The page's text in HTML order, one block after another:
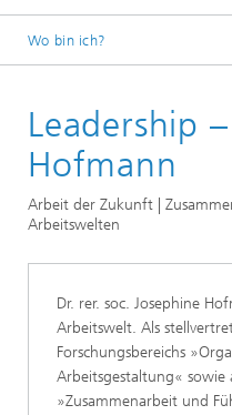
Wo bin ich?
Presseservice
Leadership
Hofmann
Arbeit der Zukunft |
Arbeitswelten
Dr. rer. soc. Josephine
Arbeitswelt. Als
Forschungsbereichs
Arbeitsgestaltung« sowie
»Zusammenarbeit und